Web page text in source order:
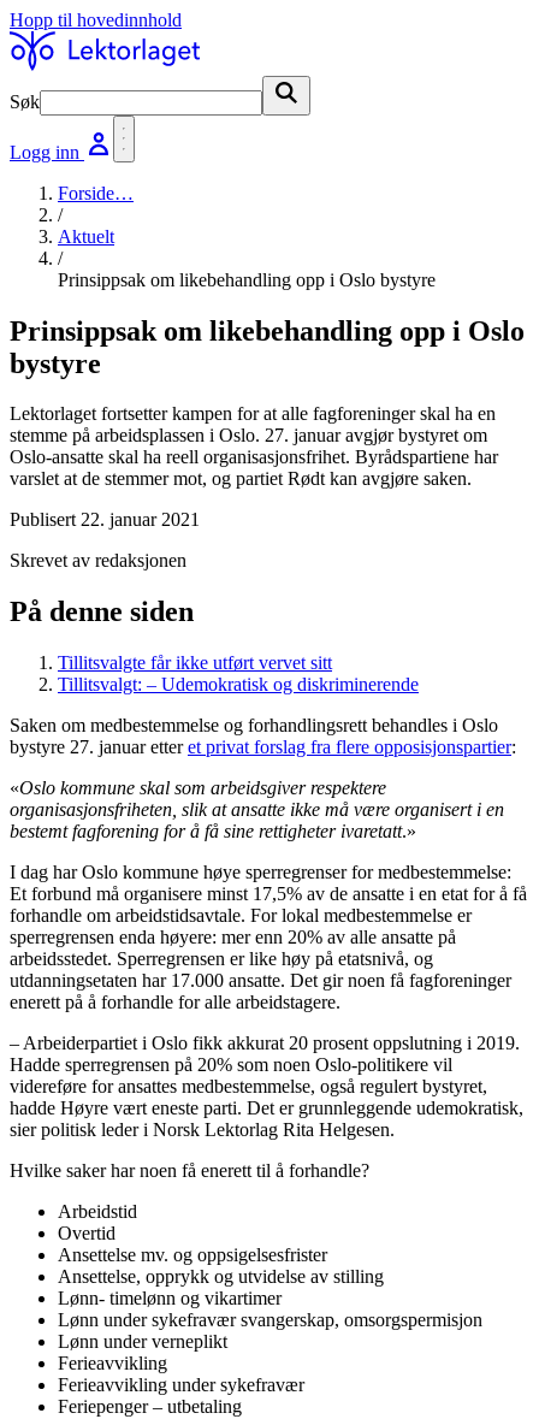
Hopp til hovedinnhold
Søk
Logg inn
Forside…
/
Aktuelt
/
Prinsippsak om likebehandling opp i Oslo bystyre
Prinsippsak om likebehandling opp i Oslo
bystyre
Lektorlaget fortsetter kampen for at alle fagforeninger skal ha en
stemme på arbeidsplassen i Oslo. 27. januar avgjør bystyret om
Oslo-ansatte skal ha reell organisasjonsfrihet. Byrådspartiene har
varslet at de stemmer mot, og partiet Rødt kan avgjøre saken.
Publisert 22. januar 2021
Skrevet av redaksjonen
På denne siden
Tillitsvalgte får ikke utført vervet sitt
Tillitsvalgt: – Udemokratisk og diskriminerende
Saken om medbestemmelse og forhandlingsrett behandles i Oslo
bystyre 27. januar etteret privat forslag fra flere opposisjonspartier:
«Oslo kommune skal som arbeidsgiver respektere
organisasjonsfriheten, slik at ansatte ikke må være organisert i en
bestemt fagforening for å få sine rettigheter ivaretatt.»
I dag har Oslo kommune høye sperregrenser for medbestemmelse:
Et forbund må organisere minst 17,5% av de ansatte i en etat for å få
forhandle om arbeidstidsavtale. For lokal medbestemmelse er
sperregrensen enda høyere: mer enn 20% av alle ansatte på
arbeidsstedet. Sperregrensen er like høy på etatsnivå, og
utdanningsetaten har 17.000 ansatte. Det gir noen få fagforeninger
enerett på å forhandle for alle arbeidstagere.
– Arbeiderpartiet i Oslo fikk akkurat 20 prosent oppslutning i 2019.
Hadde sperregrensen på 20% som noen Oslo-politikere vil
videreføre for ansattes medbestemmelse, også regulert bystyret,
hadde Høyre vært eneste parti. Det er grunnleggende udemokratisk,
sier politisk leder i Norsk Lektorlag Rita Helgesen.
Hvilke saker har noen få enerett til å forhandle?
Arbeidstid
Overtid
Ansettelse mv. og oppsigelsesfrister
Ansettelse, opprykk og utvidelse av stilling
Lønn- timelønn og vikartimer
Lønn under sykefravær svangerskap, omsorgspermisjon
Lønn under verneplikt
Ferieavvikling
Ferieavvikling under sykefravær
Feriepenger – utbetaling